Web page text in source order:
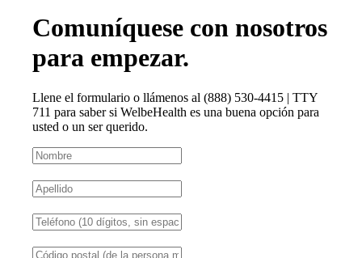
Comuníquese con nosotros
para empezar.
Llene el formulario o llámenos al (888) 530-4415 | TTY
711 para saber si WelbeHealth es una buena opción para
usted o un ser querido.